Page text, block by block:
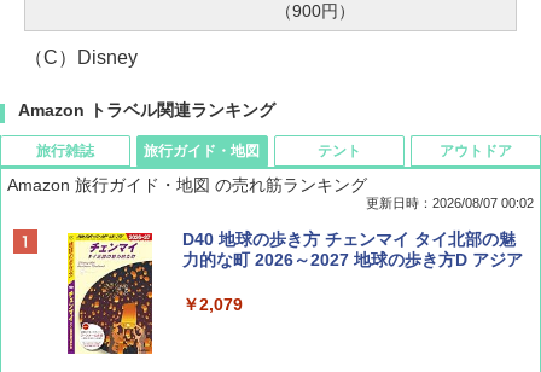
（900円）
（C）Disney
Amazon トラベル関連ランキング
旅行雑誌
ディズニーファン ２０２６年 ９月号 [雑
誌] (ＤＩＳＮＥＹ ＦＡＮ)
￥713
旅行ガイド・地図
Amazon 旅行ガイド・地図 の売れ筋ランキング
更新日時：2026/08/07 00:02
D40 地球の歩き方 チェンマイ タイ北部の魅
力的な町 2026～2027 地球の歩き方D アジア
￥2,079
テント アウトドア